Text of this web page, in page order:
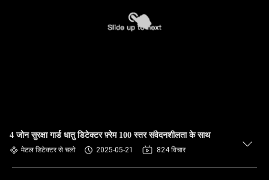
4 जोन सुरक्षा गार्ड धातु डिटेक्टर फ़्रेम 100 स्तर संवेदनशीलता के साथ
मेटल डिटेक्टर से चलो 2025-05-21 824 विचार